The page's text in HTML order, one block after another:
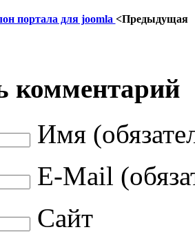
портала для joomla <Предыдущая
комментарий
Имя
E-Mail
Сайт